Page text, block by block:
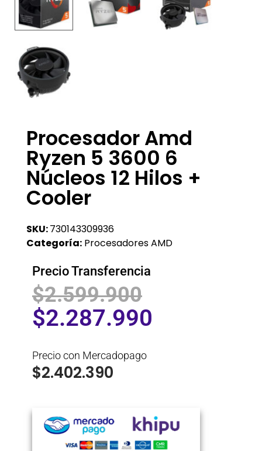
Procesador Amd
Ryzen 5 3600 6
Núcleos 12 Hilos +
Cooler
SKU:730143309936
Categoría: Procesadores AMD
Precio Transferencia
$2.599.900
$2.287.990
Precio con Mercadopago
$2.402.390